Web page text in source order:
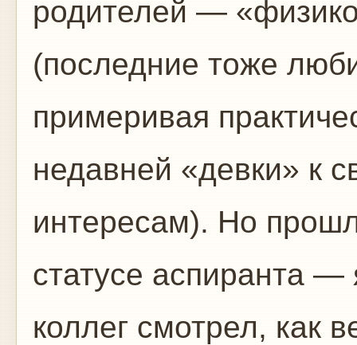
родителей —
(последние тоже
примеривая
недавней «девки» к
интересам). Но
статусе аспиранта —
коллег смотрел, как